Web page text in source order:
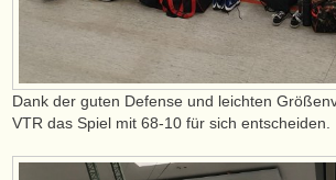
Dank der guten Defense und leichten
VTR das Spiel mit 68-10 für sich entscheiden.